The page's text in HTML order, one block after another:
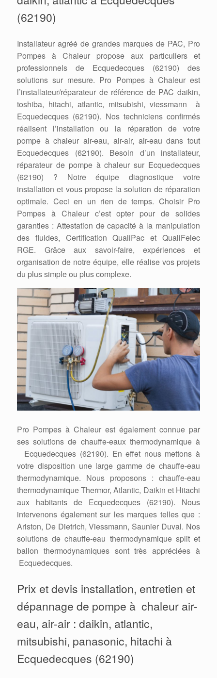
(62190)
Installateur agréé de grandes marques de PAC, Pro
Pompes à Chaleur propose aux particuliers et
professionnels de Ecquedecques (62190) des
solutions sur mesure. Pro Pompes à Chaleur est
l’installateur/réparateur de référence de PAC daikin,
toshiba, hitachi, atlantic, mitsubishi, viessmann à
Ecquedecques (62190). Nos techniciens confirmés
réalisent l’installation ou la réparation de votre
pompe à chaleur air-eau, air-air, air-eau dans tout
Ecquedecques (62190). Besoin d’un installateur,
réparateur de pompe à chaleur sur Ecquedecques
(62190) ? Notre équipe diagnostique votre
installation et vous propose la solution de réparation
optimale. Ceci en un rien de temps. Choisir Pro
Pompes à Chaleur c’est opter pour de solides
garanties : Attestation de capacité à la manipulation
des fluides, Certification QualiPac et QualiFelec
RGE. Grâce aux savoir-faire, expériences et
organisation de notre équipe, elle réalise vos projets
du plus simple ou plus complexe.
Pro Pompes à Chaleur est également connue par
ses solutions de chauffe-eaux thermodynamique à
Ecquedecques (62190). En effet nous mettons à
votre disposition une large gamme de chauffe-eau
thermodynamique. Nous proposons : chauffe-eau
thermodynamique Thermor, Atlantic, Daikin et Hitachi
aux habitants de Ecquedecques (62190). Nous
intervenons également sur les marques telles que :
Ariston, De Dietrich, Viessmann, Saunier Duval. Nos
solutions de chauffe-eau thermodynamique split et
ballon thermodynamiques sont très appréciées à
Ecquedecques.
Prix et devis installation, entretien et
dépannage de pompe à chaleur air-
eau, air-air : daikin, atlantic,
mitsubishi, panasonic, hitachi à
Ecquedecques (62190)